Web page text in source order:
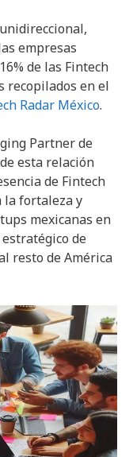
empresas
de las Fintech
recopilados en el
Radar México.
Partner de
esta relación
de Fintech
la fortaleza y
mexicanas en
de
resto de América